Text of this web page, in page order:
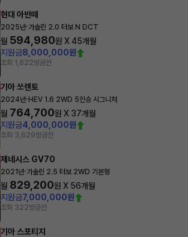
현대 아반떼
2025년·가솔린 2.0 터보 N DCT
월 594,980원 X45개월
지원금8,000,000원
조회 1,822방금전
기아 쏘렌토
2024년· HEV 1.6 2WD 5인승 시그니처
월 764,700원 X 37개월
지원금4,000,000원
조회 3,629방금전
제네시스 GV70
2021년·가솔린 2.5 터보 2WD 기본형
월 829,200원 X 56개월
지원금7,000,000원
조회 322방금전
기아 스포티지